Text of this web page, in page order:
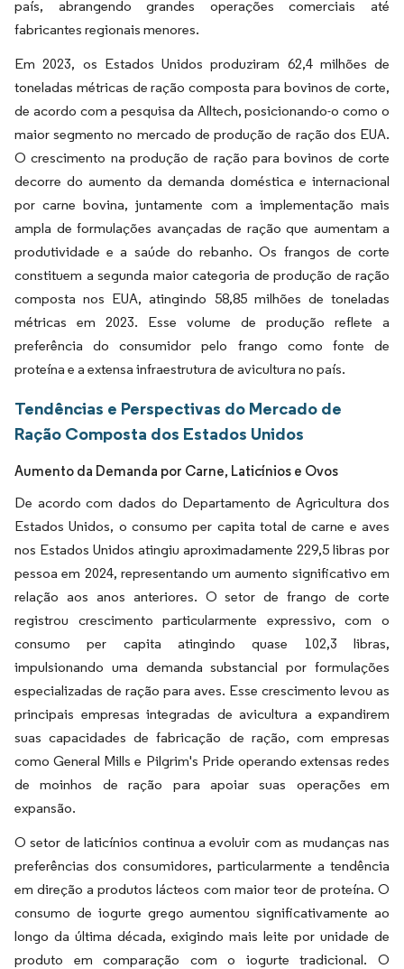
país, abrangendo grandes operações comerciais até
fabricantes regionais menores.
Em 2023, os Estados Unidos produziram 62,4 milhões de
toneladas métricas de ração composta para bovinos de corte,
de acordo com a pesquisa da Alltech, posicionando-o como o
maior segmento no mercado de produção de ração dos EUA.
O crescimento na produção de ração para bovinos de corte
decorre do aumento da demanda doméstica e internacional
por carne bovina, juntamente com a implementação mais
ampla de formulações avançadas de ração que aumentam a
produtividade e a saúde do rebanho. Os frangos de corte
constituem a segunda maior categoria de produção de ração
composta nos EUA, atingindo 58,85 milhões de toneladas
métricas em 2023. Esse volume de produção reflete a
preferência do consumidor pelo frango como fonte de
proteína e a extensa infraestrutura de avicultura no país.
Tendências e Perspectivas do Mercado de
Ração Composta dos Estados Unidos
Aumento da Demanda por Carne, Laticínios e Ovos
De acordo com dados do Departamento de Agricultura dos
Estados Unidos, o consumo per capita total de carne e aves
nos Estados Unidos atingiu aproximadamente 229,5 libras por
pessoa em 2024, representando um aumento significativo em
relação aos anos anteriores. O setor de frango de corte
registrou crescimento particularmente expressivo, com o
consumo per capita atingindo quase 102,3 libras,
impulsionando uma demanda substancial por formulações
especializadas de ração para aves. Esse crescimento levou as
principais empresas integradas de avicultura a expandirem
suas capacidades de fabricação de ração, com empresas
como General Mills e Pilgrim's Pride operando extensas redes
de moinhos de ração para apoiar suas operações em
expansão.
O setor de laticínios continua a evoluir com as mudanças nas
preferências dos consumidores, particularmente a tendência
em direção a produtos lácteos com maior teor de proteína. O
consumo de iogurte grego aumentou significativamente ao
longo da última década, exigindo mais leite por unidade de
produto em comparação com o iogurte tradicional. O